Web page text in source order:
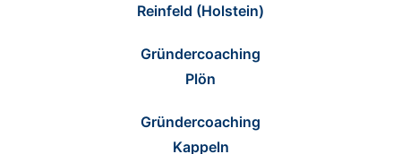
Reinfeld (Holstein)
Gründercoaching
Plön
Gründercoaching
Kappeln